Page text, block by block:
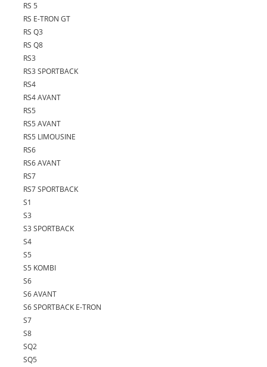
RS 5
RS E-TRON GT
RS Q3
RS Q8
RS3
RS3 SPORTBACK
RS4
RS4 AVANT
RS5
RS5 AVANT
RS5 LIMOUSINE
RS6
RS6 AVANT
RS7
RS7 SPORTBACK
S1
S3
S3 SPORTBACK
S4
S5
S5 KOMBI
S6
S6 AVANT
S6 SPORTBACK E-TRON
S7
S8
SQ2
SQ5